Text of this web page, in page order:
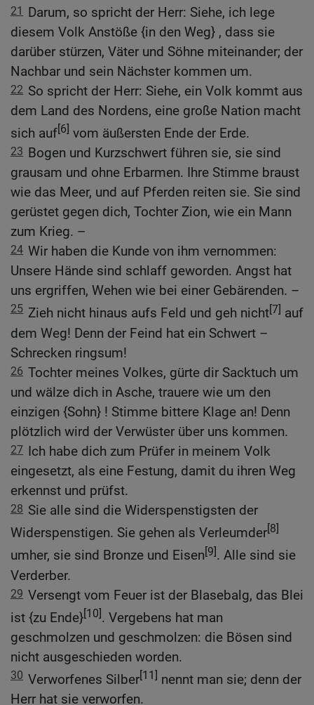
21 Darum, so spricht der Herr: Siehe, ich lege
diesem Volk Anstöße {in den Weg} , dass sie
darüber stürzen, Väter und Söhne miteinander; der
Nachbar und sein Nächster kommen um.
22 So spricht der Herr: Siehe, ein Volk kommt aus
dem Land des Nordens, eine große Nation macht
sich auf[6] vom äußersten Ende der Erde.
23 Bogen und Kurzschwert führen sie, sie sind
grausam und ohne Erbarmen. Ihre Stimme braust
wie das Meer, und auf Pferden reiten sie. Sie sind
gerüstet gegen dich, Tochter Zion, wie ein Mann
zum Krieg. –
24 Wir haben die Kunde von ihm vernommen:
Unsere Hände sind schlaff geworden. Angst hat
uns ergriffen, Wehen wie bei einer Gebärenden. –
25 Zieh nicht hinaus aufs Feld und geh nicht[7] auf
dem Weg! Denn der Feind hat ein Schwert –
Schrecken ringsum!
26 Tochter meines Volkes, gürte dir Sacktuch um
und wälze dich in Asche, trauere wie um den
einzigen {Sohn} ! Stimme bittere Klage an! Denn
plötzlich wird der Verwüster über uns kommen.
27 Ich habe dich zum Prüfer in meinem Volk
eingesetzt, als eine Festung, damit du ihren Weg
erkennst und prüfst.
28 Sie alle sind die Widerspenstigsten der
Widerspenstigen. Sie gehen als Verleumder[8]
umher, sie sind Bronze und Eisen[9]. Alle sind sie
Verderber.
29 Versengt vom Feuer ist der Blasebalg, das Blei
ist {zu Ende}[10]. Vergebens hat man
geschmolzen und geschmolzen: die Bösen sind
nicht ausgeschieden worden.
30 Verworfenes Silber[11] nennt man sie; denn der
Herr hat sie verworfen.